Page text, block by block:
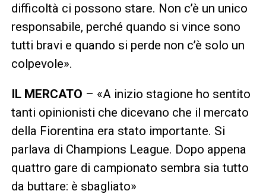
difficoltà ci possono stare. Non c’è un unico
responsabile, perché quando si vince sono
tutti bravi e quando si perde non c’è solo un
colpevole».
IL MERCATO – «A inizio stagione ho sentito
tanti opinionisti che dicevano che il mercato
della Fiorentina era stato importante. Si
parlava di Champions League. Dopo appena
quattro gare di campionato sembra sia tutto
da buttare: è sbagliato»